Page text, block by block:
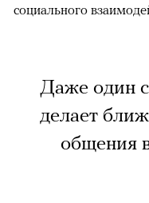
социального
Даже один
делает
общения